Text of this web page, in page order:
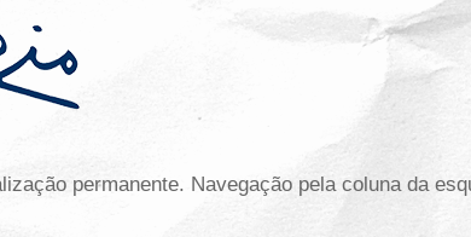
permanente. Navegação pela coluna da